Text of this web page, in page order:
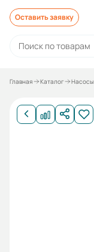
Оставить заявку
Главная Каталог Насосы